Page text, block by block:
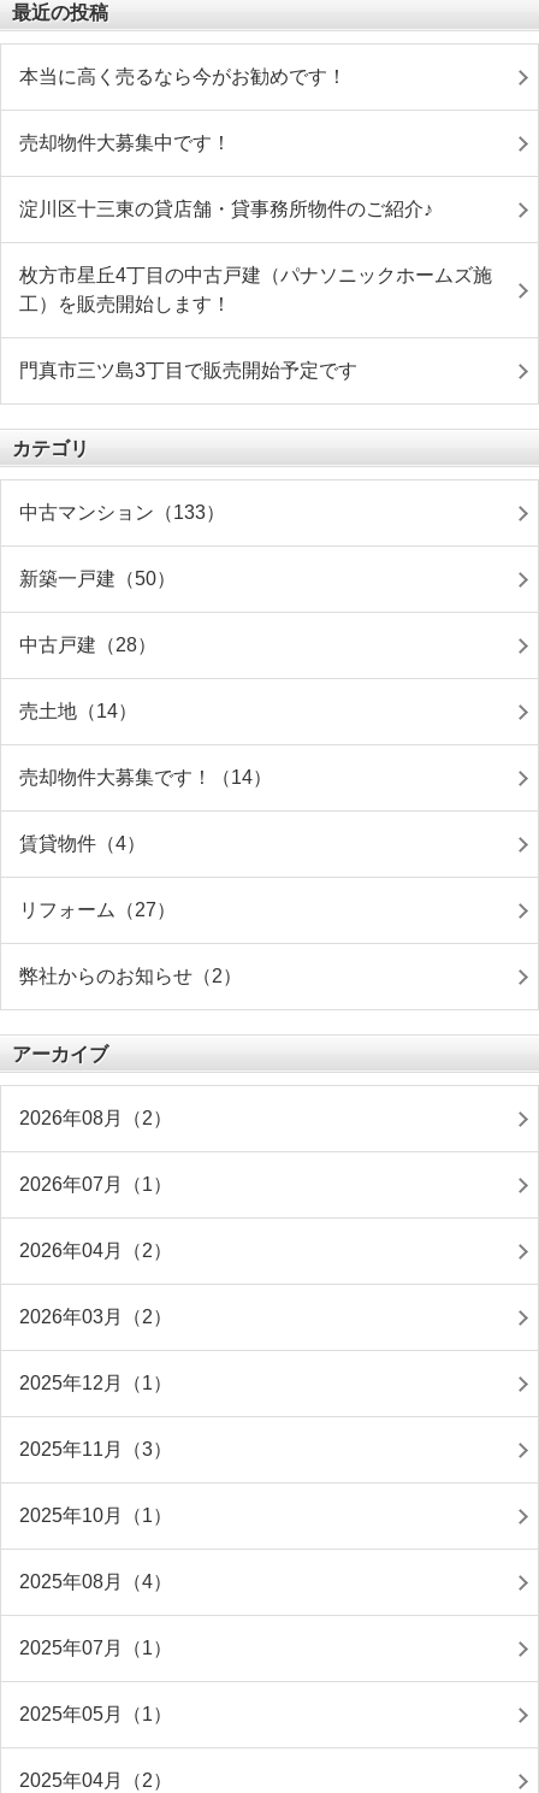
最近の投稿
本当に高く売るなら今がお勧めです！
売却物件大募集中です！
淀川区十三東の貸店舗・貸事務所物件のご紹介♪
枚方市星丘4丁目の中古戸建（パナソニックホームズ施
工）を販売開始します！
門真市三ツ島3丁目で販売開始予定です
カテゴリ
中古マンション（133）
新築一戸建（50）
中古戸建（28）
売土地（14）
売却物件大募集です！（14）
賃貸物件（4）
リフォーム（27）
弊社からのお知らせ（2）
アーカイブ
2026年08月（2）
2026年07月（1）
2026年04月（2）
2026年03月（2）
2025年12月（1）
2025年11月（3）
2025年10月（1）
2025年08月（4）
2025年07月（1）
2025年05月（1）
2025年04月（2）